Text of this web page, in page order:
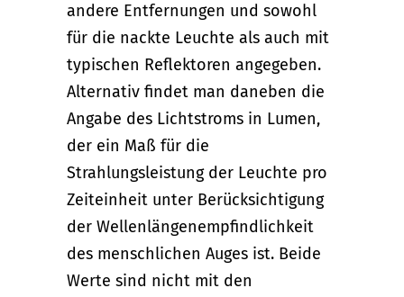
andere Entfernungen und sowohl
für die nackte Leuchte als auch mit
typischen Reflektoren angegeben.
Alternativ findet man daneben die
Angabe des Lichtstroms in Lumen,
der ein Maß für die
Strahlungsleistung der Leuchte pro
Zeiteinheit unter Berücksichtigung
der Wellenlängenempfindlichkeit
des menschlichen Auges ist. Beide
Werte sind nicht mit den